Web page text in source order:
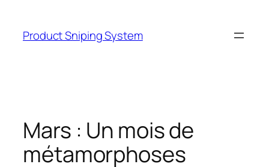
content
Product Sniping System
Mars : Un mois de
métamorphoses